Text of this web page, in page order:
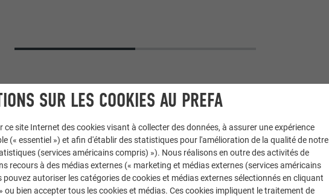
SUR LES COOKIES AU PREFA
ce site Internet des cookies visant à collecter des données, à assurer une expérience
(« essentiel ») et afin d'établir des statistiques pour l'amélioration de la qualité de notre
(services américains compris) »). Nous réalisons en outre des activités de
recours à des médias externes (« marketing et médias externes (services américains
pouvez autoriser les catégories de cookies et médias externes sélectionnés en cliquant
ou bien accepter tous les cookies et médias. Ces cookies impliquent le traitement de